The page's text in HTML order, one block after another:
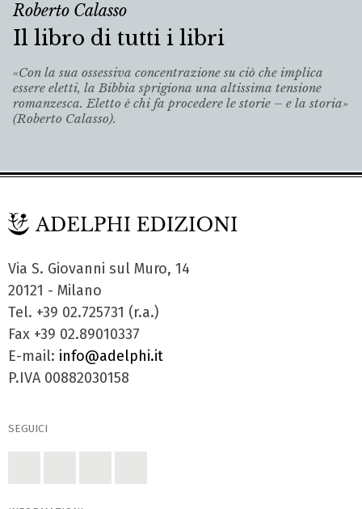
Roberto Calasso
Il libro di tutti i libri
«Con la sua ossessiva concentrazione su ciò che implica
essere eletti, la Bibbia sprigiona una altissima tensione
romanzesca. Eletto è chi fa procedere le storie – e la storia»
(Roberto Calasso).
Via S. Giovanni sul Muro, 14
20121 - Milano
Tel. +39 02.725731 (r.a.)
Fax +39 02.89010337
E-mail: info@adelphi.it
P.IVA 00882030158
SEGUICI